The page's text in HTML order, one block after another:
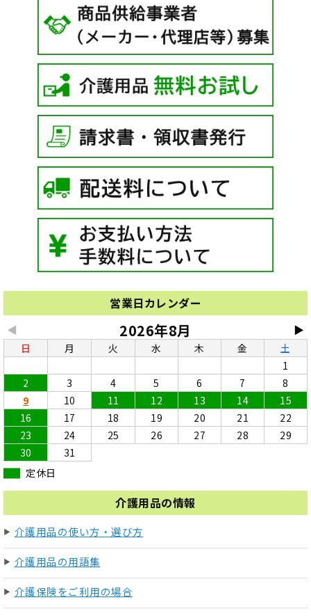
営業日カレンダー
◀ ▶
2026年8月
日 月 火 水 木 金
土
1
2
3 4 5 6 7
8
9
10 11 12 13 14
15
16
17 18 19 20 21
22
23
24 25 26 27 28
29
30
31
定休日
介護用品の情報
介護用品の使い方・選び方
介護用品の用語集
介護保険をご利用の場合